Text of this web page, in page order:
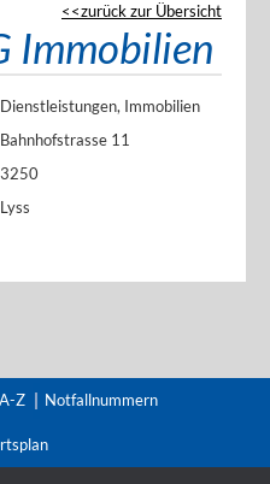
zurück zur Übersicht
Immobilien
Dienstleistungen, Immobilien
Bahnhofstrasse 11
3250
Lyss
Z Notfallnummern